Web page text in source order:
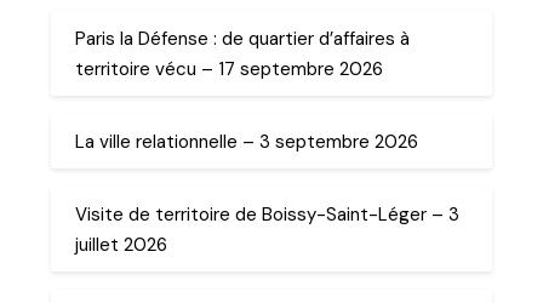
Paris la Défense : de quartier d’affaires à
territoire vécu – 17 septembre 2026
La ville relationnelle – 3 septembre 2026
Visite de territoire de Boissy-Saint-Léger – 3
juillet 2026